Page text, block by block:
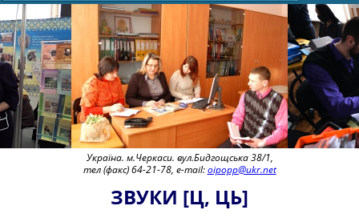
Україна. м.Черкаси. вул.Бидгощська 38/1,
тел (факс) 64-21-78, e-mail:oipopp@ukr.net
ЗВУКИ [Ц, ЦЬ]